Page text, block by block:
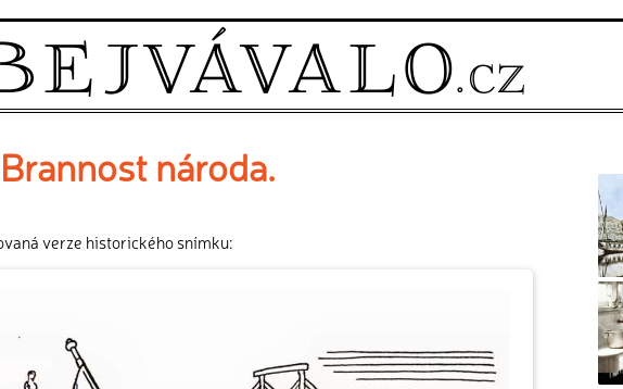
Brannost národa.
verze historického snímku: